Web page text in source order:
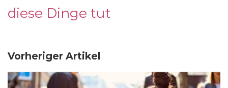
diese Dinge tut
Vorheriger Artikel